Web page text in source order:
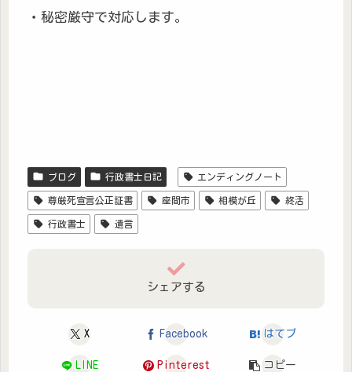
・秘密厳守で対応します。
ブログ 行政書士日記 エンディングノート
尊厳死宣言公正証書 座間市 相模が丘 終活
行政書士 遺言
シェアする
X Facebook はてブ
LINE Pinterest コピー